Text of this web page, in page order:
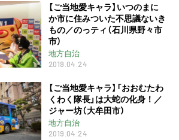
【ご当地愛キャラ】いつのまに
か市に住みついた不思議ないき
もの／のっティ（石川県野々市
市）
地方自治
2019.04.24
【ご当地愛キャラ】「おおむたわ
くわく隊長」は大蛇の化身！／
ジャー坊（大牟田市）
地方自治
2019.04.24